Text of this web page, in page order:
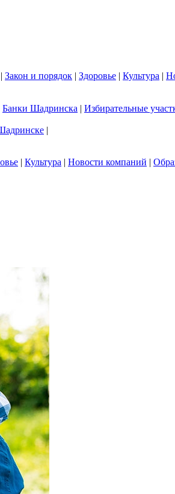
| Закон и порядок | Здоровье | Культура |
Банки Шадринска | Избирательные
|
| Культура | Новости компаний |